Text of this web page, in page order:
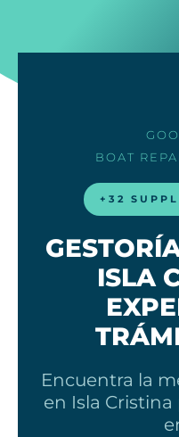
BOAT
+32
ISLA
Encuentra la
en Isla